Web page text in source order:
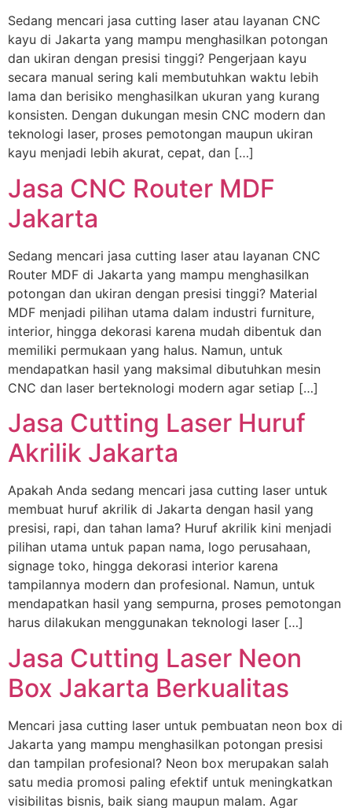
Sedang mencari jasa cutting laser atau layanan CNC
kayu di Jakarta yang mampu menghasilkan potongan
dan ukiran dengan presisi tinggi? Pengerjaan kayu
secara manual sering kali membutuhkan waktu lebih
lama dan berisiko menghasilkan ukuran yang kurang
konsisten. Dengan dukungan mesin CNC modern dan
teknologi laser, proses pemotongan maupun ukiran
kayu menjadi lebih akurat, cepat, dan […]
Jasa CNC Router MDF
Jakarta
Sedang mencari jasa cutting laser atau layanan CNC
Router MDF di Jakarta yang mampu menghasilkan
potongan dan ukiran dengan presisi tinggi? Material
MDF menjadi pilihan utama dalam industri furniture,
interior, hingga dekorasi karena mudah dibentuk dan
memiliki permukaan yang halus. Namun, untuk
mendapatkan hasil yang maksimal dibutuhkan mesin
CNC dan laser berteknologi modern agar setiap […]
Jasa Cutting Laser Huruf
Akrilik Jakarta
Apakah Anda sedang mencari jasa cutting laser untuk
membuat huruf akrilik di Jakarta dengan hasil yang
presisi, rapi, dan tahan lama? Huruf akrilik kini menjadi
pilihan utama untuk papan nama, logo perusahaan,
signage toko, hingga dekorasi interior karena
tampilannya modern dan profesional. Namun, untuk
mendapatkan hasil yang sempurna, proses pemotongan
harus dilakukan menggunakan teknologi laser […]
Jasa Cutting Laser Neon
Box Jakarta Berkualitas
Mencari jasa cutting laser untuk pembuatan neon box di
Jakarta yang mampu menghasilkan potongan presisi
dan tampilan profesional? Neon box merupakan salah
satu media promosi paling efektif untuk meningkatkan
visibilitas bisnis, baik siang maupun malam. Agar